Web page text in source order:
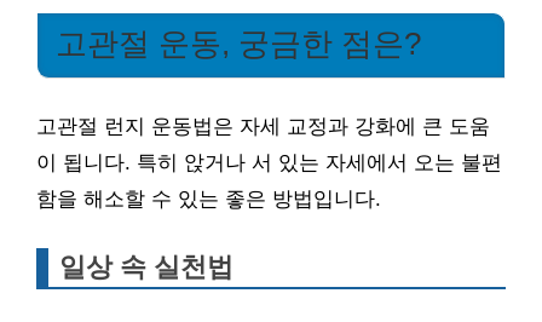
고관절 운동, 궁금한 점은?
고관절 런지 운동법은 자세 교정과 강화에 큰 도움
이 됩니다. 특히 앉거나 서 있는 자세에서 오는 불편
함을 해소할 수 있는 좋은 방법입니다.
일상 속 실천법